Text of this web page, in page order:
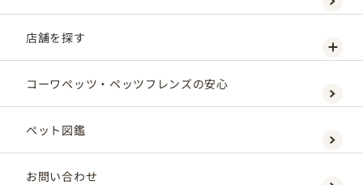
店舗を探す
コーワペッツ・ペッツフレンズの安心
ペット図鑑
お問い合わせ